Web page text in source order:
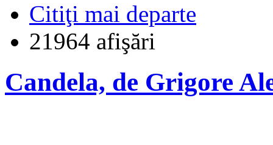
Citiţi mai departe
21964 afişări
Candela, de Grigore